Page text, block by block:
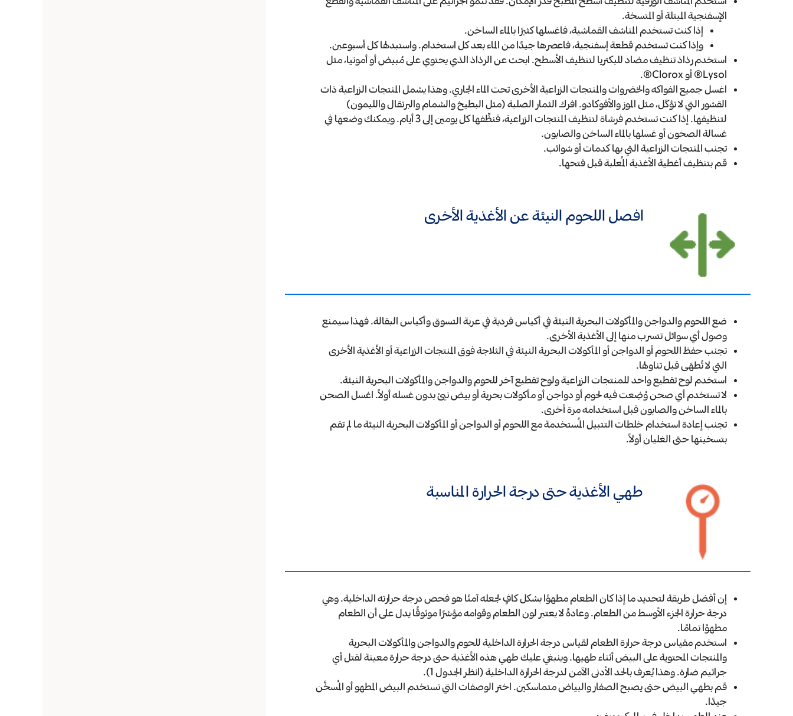
الإسفنجية المبتلة أو المتسخة.
إذا كنت تستخدم المناشف القماشية، فاغسلها كثيرًا بالماء الساخن.
وإذا كنت تستخدم قطعة إسفنجية، فاعصرها جيدًا من الماء بعد كل استخدام. واستبدلها كل أسبوعين.
استخدم رذاذ تنظيف مضاد للبكتريا لتنظيف الأسطح. ابحث عن الرذاذ الذي يحتوي على مُبيض أو أمونيا، مثل
Lysol® أو Clorox®.
اغسل جميع الفواكه والخضروات والمنتجات الزراعية الأخرى تحت الماء الجاري. وهذا يشمل المنتجات الزراعية ذات
القشور التي لا تؤكَل، مثل الموز والأفوكادو. افرك الثمار الصلبة (مثل البطيخ والشمام والبرتقال والليمون)
لتنظيفها. إذا كنت تستخدم فرشاة لتنظيف المنتجات الزراعية، فنظِّفها كل يومين إلى 3 أيام. ويمكنك وضعها في
غسالة الصحون أو غسلها بالماء الساخن والصابون.
تجنب المنتجات الزراعية التي بها كدمات أو شوائب.
قم بتنظيف أغطية الأغذية المُعلبة قبل فتحها.
افصل اللحوم النيئة عن الأغذية الأخرى
ضع اللحوم والدواجن والمأكولات البحرية النيئة في أكياس فردية في عربة التسوق وأكياس البقالة. فهذا سيمنع
وصول أي سوائل تتسرب منها إلى الأغذية الأخرى.
تجنب حفظ اللحوم أو الدواجن أو المأكولات البحرية النيئة في الثلاجة فوق المنتجات الزراعية أو الأغذية الأخرى
التي لا تُطهَى قبل تناولها.
استخدم لوح تقطيع واحد للمنتجات الزراعية ولوح تقطيع آخر للحوم والدواجن والمأكولات البحرية النيئة.
لا تستخدم أي صحن وُضِعت فيه لحوم أو دواجن أو مأكولات بحرية أو بيض نيئ بدون غسله أولاً. اغسل الصحن
بالماء الساخن والصابون قبل استخدامه مرة أخرى.
تجنب إعادة استخدام خلطات التتبيل المُستخدمة مع اللحوم أو الدواجن أو المأكولات البحرية النيئة ما لم تقم
بتسخينها حتى الغليان أولاً.
طهي الأغذية حتى درجة الحرارة المناسبة
إن أفضل طريقة لتحديد ما إذا كان الطعام مطهوًا بشكل كافٍ لجعله آمنًا هو فحص درجة حرارته الداخلية. وهي
درجة حرارة الجزء الأوسط من الطعام. وعادةً لا يعتبر لون الطعام وقوامه مؤشرًا موثوقًا يدل على أن الطعام
مطهوًا تمامًا.
استخدم مقياس درجة حرارة الطعام لقياس درجة الحرارة الداخلية للحوم والدواجن والمأكولات البحرية
والمنتجات المحتوية على البيض أثناء طهيها. وينبغي عليك طهي هذه الأغذية حتى درجة حرارة معينة لقتل أي
جراثيم ضارة. وهذا يُعرف بالحد الأدنى الآمن لدرجة الحرارة الداخلية (انظر الجدول 1).
قم بطهي البيض حتى يصبح الصفار والبياض متماسكين. اختر الوصفات التي تستخدم البيض المطهو أو المُسخَّن
جيدًا.